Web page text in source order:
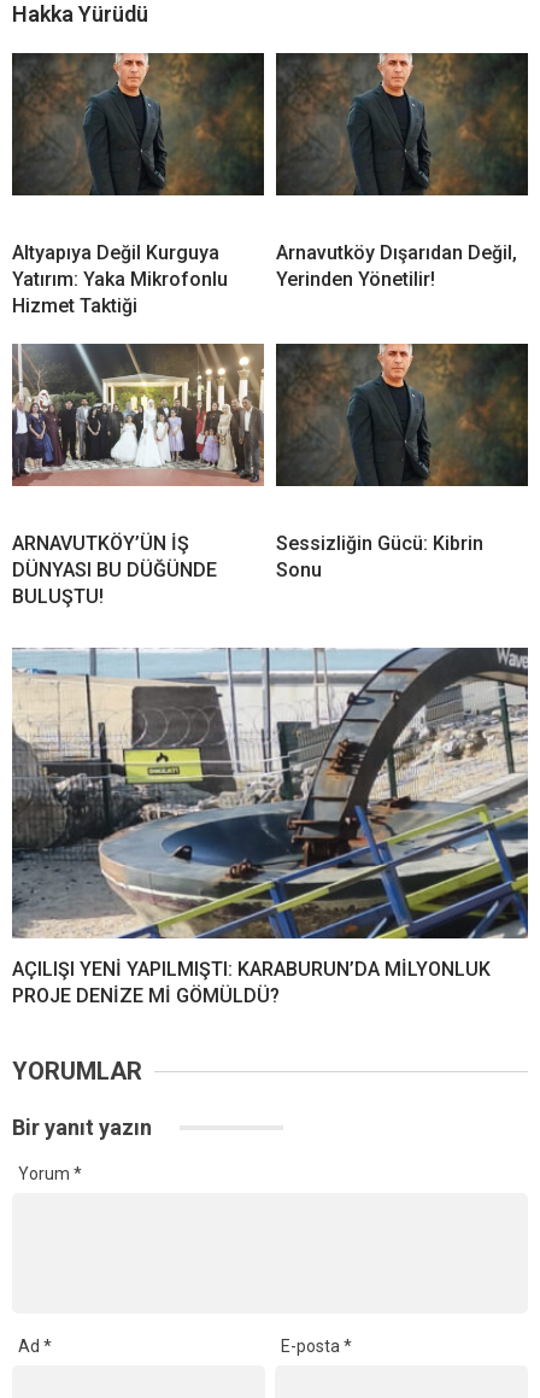
Hakka Yürüdü
Altyapıya Değil Kurguya
Yatırım: Yaka Mikrofonlu
Hizmet Taktiği
Arnavutköy Dışarıdan Değil,
Yerinden Yönetilir!
ARNAVUTKÖY’ÜN İŞ
DÜNYASI BU DÜĞÜNDE
BULUŞTU!
Sessizliğin Gücü: Kibrin
Sonu
AÇILIŞI YENİ YAPILMIŞTI: KARABURUN’DA MİLYONLUK
PROJE DENİZE Mİ GÖMÜLDÜ?
YORUMLAR
Bir yanıt yazın
Yorum *
Ad * E-posta*